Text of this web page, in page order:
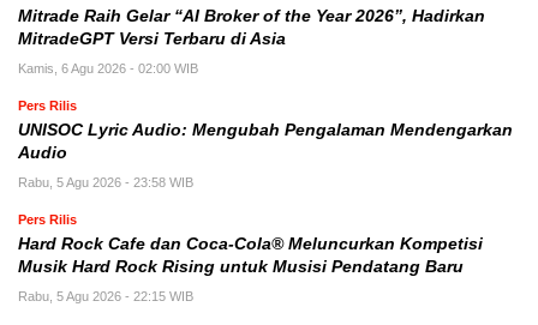
Mitrade Raih Gelar “AI Broker of the Year 2026”, Hadirkan
MitradeGPT Versi Terbaru di Asia
Kamis, 6 Agu 2026 - 02:00 WIB
Pers Rilis
UNISOC Lyric Audio: Mengubah Pengalaman Mendengarkan
Audio
Rabu, 5 Agu 2026 - 23:58 WIB
Pers Rilis
Hard Rock Cafe dan Coca-Cola® Meluncurkan Kompetisi
Musik Hard Rock Rising untuk Musisi Pendatang Baru
Rabu, 5 Agu 2026 - 22:15 WIB